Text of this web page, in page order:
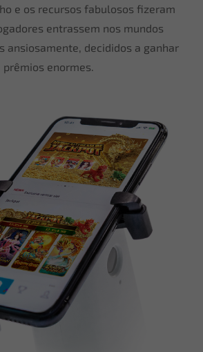
e os recursos fabulosos fizeram
entrassem nos mundos
ansiosamente, decididos a ganhar
prêmios enormes.